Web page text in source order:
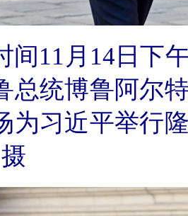
11月14日下午
总统博鲁阿尔
为习近平举行